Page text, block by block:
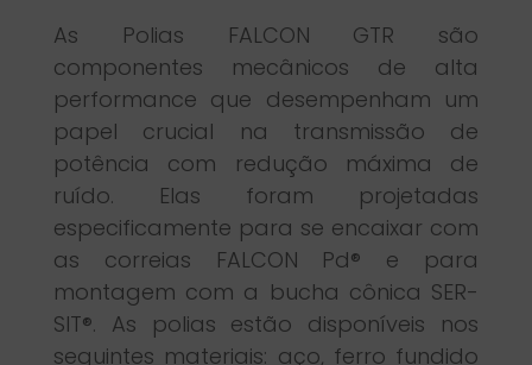
As Polias FALCON GTR são
componentes mecânicos de alta
performance que desempenham um
papel crucial na transmissão de
potência com redução máxima de
ruído. Elas foram projetadas
especificamente para se encaixar com
as correias FALCON Pd® e para
montagem com a bucha cônica SER-
SIT®. As polias estão disponíveis nos
seguintes materiais: aço, ferro fundido